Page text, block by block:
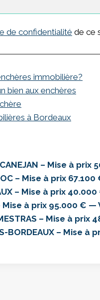
de confidentialité de ce
immobilière?
bien aux enchères
à Bordeaux
CANEJAN – Mise à
– Mise à prix
– Mise à prix
– Mise à prix 95.000 €
MESTRAS – Mise à
BORDEAUX –